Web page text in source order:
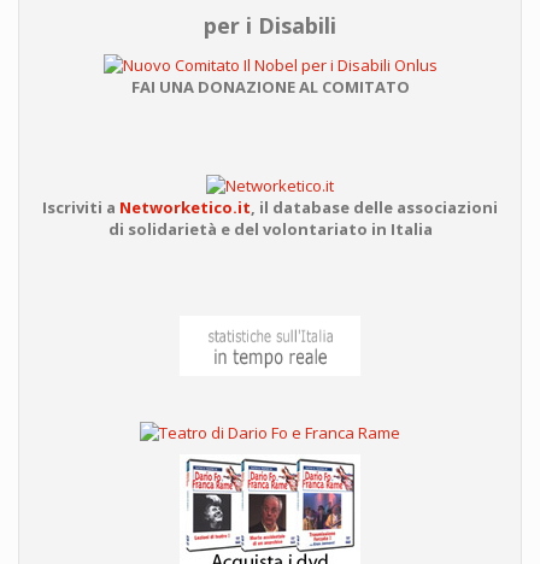
per i Disabili
FAI UNA DONAZIONE AL COMITATO
Iscriviti a Networketico.it, il database delle associazioni
di solidarietà e del volontariato in Italia